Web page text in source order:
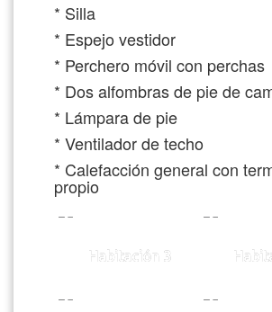
* Silla
* Espejo vestidor
* Perchero móvil con perchas
* Dos alfombras de pie de
* Lámpara de pie
* Ventilador de techo
* Calefacción general con
propio
Habitación 3